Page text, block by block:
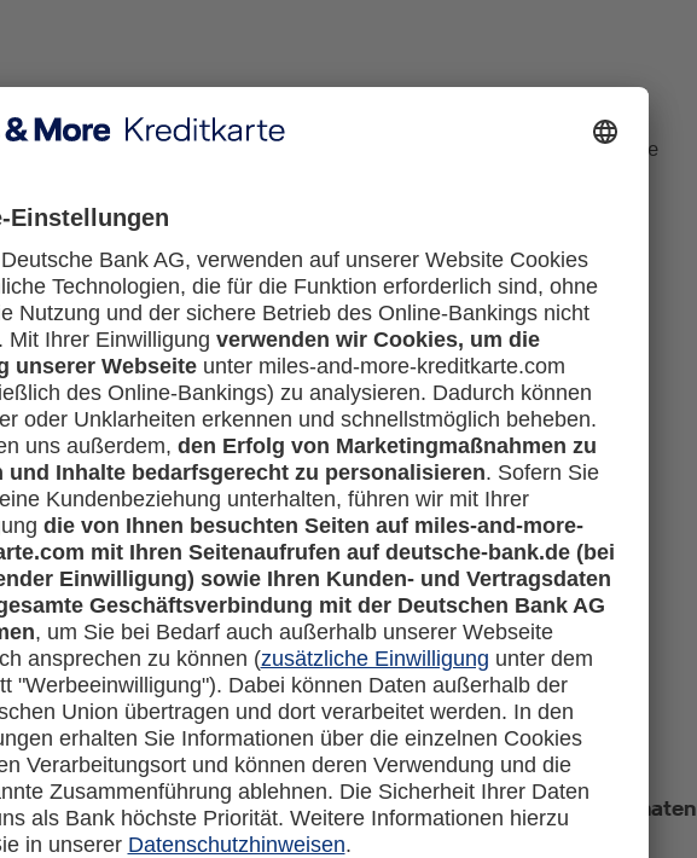
& More Kreditkarten erfahren? Hier finden Sie Antworten auf die
Beantragung einer Miles & More Kreditkarte?
haben Fragen rund um Ihre Meilen? Hier erfahren Sie alles zum
Themen.
Card Meilen sammeln?
Miles & More Kreditkarte beantrage und in den letzten 12 Monaten
von der DKB hatte?